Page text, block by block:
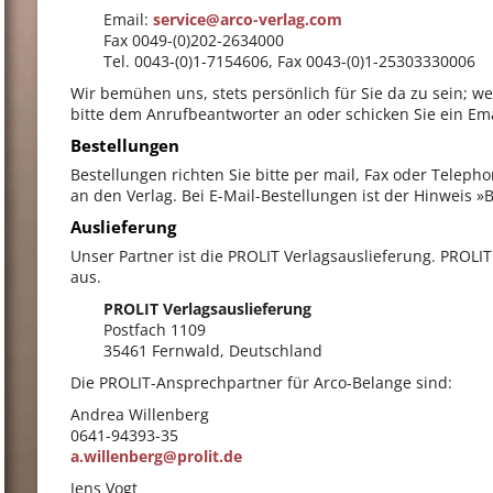
Email: service@arco-verlag.com
Fax 0049-(0)202-2634000
Tel. 0043-(0)1-7154606, Fax 0043-(0)1-25303330006
Wir bemühen uns, stets persönlich für Sie da zu sein;
bitte dem Anrufbeantworter an oder schicken Sie ein
Bestellungen
Bestellungen richten Sie bitte per mail, Fax oder
an den Verlag. Bei E-Mail-Bestellungen ist der Hinweis
Auslieferung
Unser Partner ist die PROLIT Verlagsauslieferung.
aus.
PROLIT Verlagsauslieferung
Postfach 1109
35461 Fernwald, Deutschland
Die PROLIT-Ansprechpartner für Arco-Belange sind:
Andrea Willenberg
0641-94393-35
a.willenberg@prolit.de
Jens Vogt